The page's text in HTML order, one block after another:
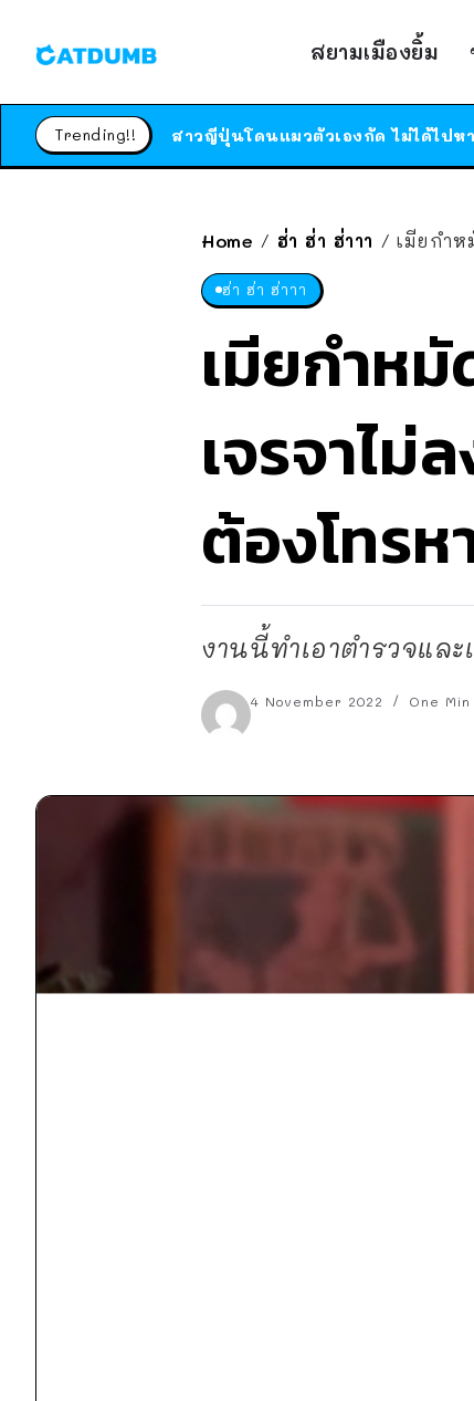
สยามเมืองยิ้ม
Trending!!
Home / ฮ่า ฮ่า ฮ่าาา / เมียกำห
ฮ่า ฮ่า ฮ่าาา
เมียกำห
เจรจาไม่
ต้องโทรห
งานนี้ทำเอาตำรวจแล
4 November 2022 One Min